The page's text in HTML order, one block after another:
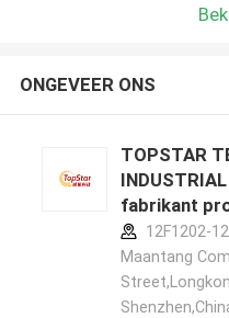
ONGEVEER ONS
TOPSTAR
fabrikant
12F1202-
Maantang